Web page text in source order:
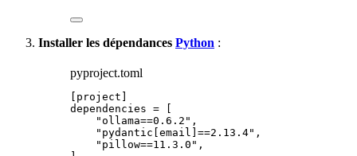
Installer les dépendances Python :
pyproject.toml
[project]
dependencies = [
"ollama==0.6.2 " ,
" pydantic[email]==2.13.4" ,
" pillow==11.3.0 " ,